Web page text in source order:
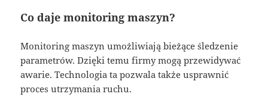
Co daje monitoring maszyn?
Monitoring maszyn umożliwiają bieżące śledzenie
parametrów. Dzięki temu firmy mogą przewidywać
awarie. Technologia ta pozwala także usprawnić
proces utrzymania ruchu.